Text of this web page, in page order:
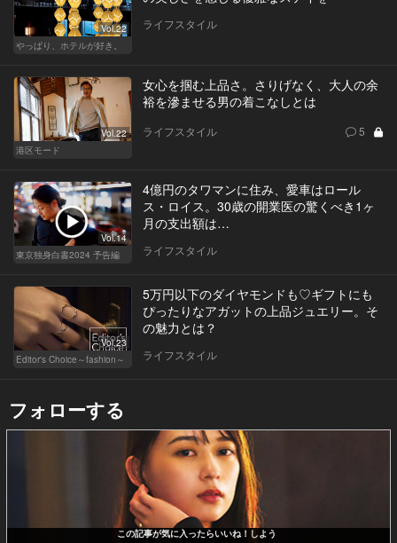
Vol.22
やっぱり、ホテルが好き。
ライフスタイル
Vol.22
港区モード
女心を掴む上品さ。さりげなく、大人の余
裕を滲ませる男の着こなしとは
ライフスタイル 5
Vol.14
東京独身白書2024 予告編
4億円のタワマンに住み、愛車はロール
ス・ロイス。30歳の開業医の驚くべき1ヶ
月の支出額は…
ライフスタイル
Vol.23
Editor's Choice～fashion～
5万円以下のダイヤモンドも♡ギフトにも
ぴったりなアガットの上品ジュエリー。そ
の魅力とは？
ライフスタイル
フォローする
この記事が気に入ったらいいね！しよう